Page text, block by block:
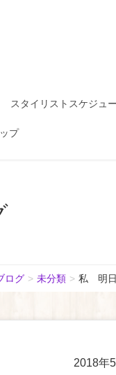
スタイリストスケジュ
プ
ログ 未分類 私 明日
2018年